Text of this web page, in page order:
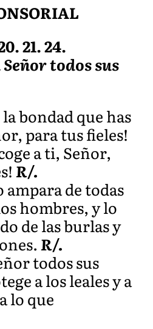
21. 24.
todos sus
la bondad que has
para tus fieles!
a ti, Señor,
R/.
de todas
hombres, y lo
de las burlas y
R/.
todos sus
a los leales y a
lo que